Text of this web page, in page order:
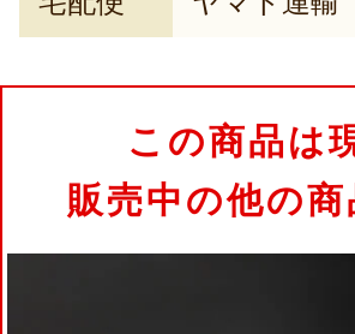
この商品は
販売中の他の